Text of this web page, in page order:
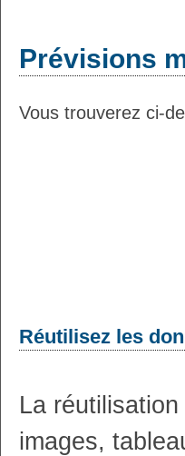
Prévisions
Vous trouverez ci-
Réutilisez les
La
images,